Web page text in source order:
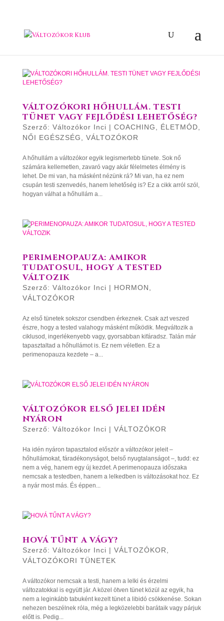
VÁLTOZÓKORI HŐHULLÁM. TESTI
TÜNET VAGY FEJLŐDÉSI LEHETŐSÉG?
Szerző: Változókor Inci | COACHING ÉLETMÓD
NŐI EGÉSZSÉG
VÁLTOZÓKOR
A hőhullám a változókor egyik legismertebb tünete. Sok nő
számára kellemetlen, zavaró vagy akár félelmetes élmény is
lehet. De mi van, ha másként nézünk rá? Mi van, ha ez nem
csupán testi szenvedés, hanem lehetőség is? Ez a cikk arról szól,
hogyan válhat a hőhullám a...
PERIMENOPAUZA: AMIKOR
TUDATOSUL, HOGY A TESTED
VÁLTOZIK
Szerző: Változókor Inci | HORMON
VÁLTOZÓKOR
Az első tünetek sokszor csendben érkeznek. Csak azt veszed
észre, hogy a tested valahogy másként működik. Megváltozik a
ciklusod, ingerlékenyebb vagy, gyorsabban kifáradsz. Talán már
tapasztaltad a hőhullámot is. Ez nem véletlen. Ez a
perimenopauza kezdete – a...
VÁLTOZÓKOR ELSŐ JELEI IDÉN
NYÁRON
Szerző: Változókor Inci | VÁLTOZÓKOR
Ha idén nyáron tapasztalod először a változókor jeleit –
hőhullámokat, fáradékonyságot, belső nyugtalanságot –, tudd: ez
nem a vég, hanem egy új kezdet. A perimenopauza időszaka
nemcsak a testedben, hanem a lelkedben is változásokat hoz. Ez
a nyár most más. És éppen...
HOVÁ TŰNT A VÁGY?
Szerző: Változókor Inci | VÁLTOZÓKOR
VÁLTOZÓKORI TÜNETEK
A változókor nemcsak a testi, hanem a lelki és érzelmi
változatokkal is együtt jár. A közel ötven tünet közül az egyik, ha
nem a leginkább tabuként kezelt tünet a libidó csökkenése. Sokan
nehezen beszélnek róla, még a legközelebbi barátaik vagy párjuk
előtt is. Pedig...